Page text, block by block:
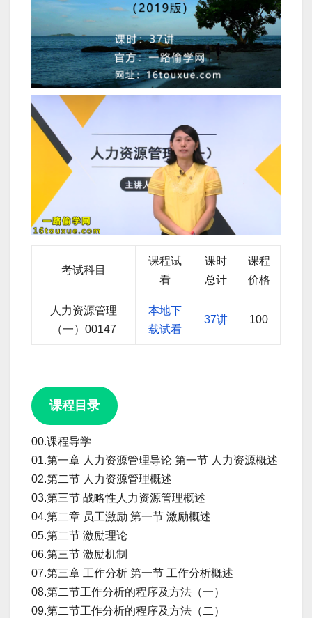
考试科目
课程试
看
课时
总计
课程
价格
人力资源管理
（一）00147
本地下
载试看
37讲 100
课程目录
00.课程导学
01.第一章 人力资源管理导论 第一节 人力资源概述
02.第二节 人力资源管理概述
03.第三节 战略性人力资源管理概述
04.第二章 员工激励 第一节 激励概述
05.第二节 激励理论
06.第三节 激励机制
07.第三章 工作分析 第一节 工作分析概述
08.第二节工作分析的程序及方法（一）
09.第二节工作分析的程序及方法（二）